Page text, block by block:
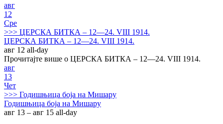
авг
12
Сре
>>> ЦЕРСКА БИТКА – 12—24. VIII 1914.
ЦЕРСКА БИТКА – 12—24. VIII 1914.
авг 12 all-day
Прочитајте више о ЦЕРСКА БИТКА – 12—24. VIII 1914.
авг
13
Чет
>>> Годишњица боја на Мишару
Годишњица боја на Мишару
авг 13 – авг 15 all-day